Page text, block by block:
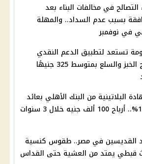
التصالح في مخالفات البناء بعد
بسبب عدم السداد.. والمهلة
في نوفمبر
تستعد لتطبيق الدعم النقدي
ودمج الخبز والسلع بمتوسط 325 جنيهًا
البلاتينية من البنك الأهلي بعائد
القديسين في مصر.. طقوس كنسية
قبطي يمتد من العشية حتى القداس